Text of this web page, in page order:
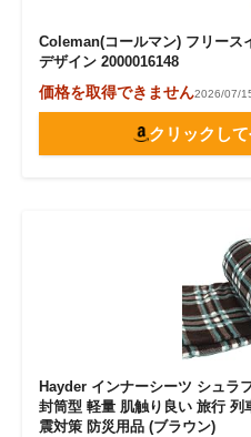
Coleman(コールマン) フリース
デザイン 2000016148
価格を取得できません2026/07/
クリックし
Hayder インナーシーツ シュラ
封筒型 軽量 肌触り良い 旅行
震対策 防災用品 (ブラウン)